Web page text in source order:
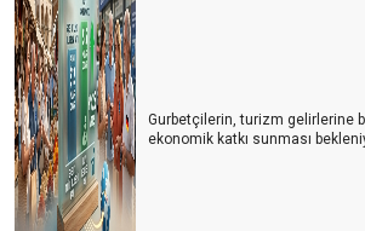
Gurbetçilerin, turizm gelirlerine
ekonomik katkı sunması